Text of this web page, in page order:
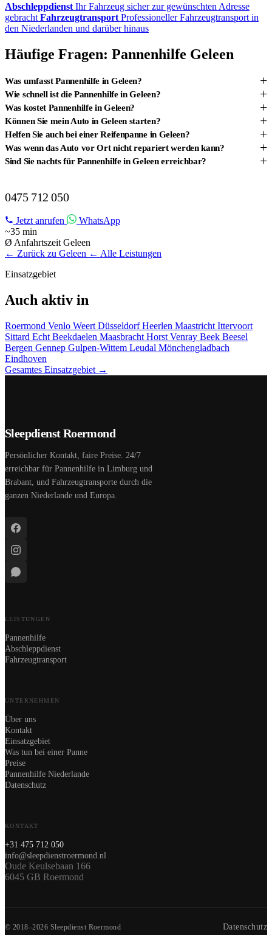
Abschleppdienst Ihr Fahrzeug sicher zur gewünschten Adresse
gebracht Fahrzeugtransport Professioneller Fahrzeugtransport in
den Niederlanden und darüber hinaus
Häufige Fragen: Pannenhilfe Geleen
Was umfasst Pannenhilfe in Geleen? +
Wie schnell ist die Pannenhilfe in Geleen? +
Was kostet Pannenhilfe in Geleen? +
Können Sie mein Auto in Geleen starten? +
Helfen Sie auch bei einer Reifenpanne in Geleen? +
Was wenn das Auto vor Ort nicht repariert werden kann? +
Sind Sie nachts für Pannenhilfe in Geleen erreichbar? +
0475 712 050
Jetzt anrufen
WhatsApp
~35 min
Ø Anfahrtszeit Geleen
← Zurück zu Geleen ← Alle Leistungen
Einsatzgebiet
Auch aktiv in
Roermond Venlo Weert DüsseldorfHeerlen Maastricht Ittervoort
Sittard Echt Beekdaelen Maasbracht Horst Venray Beek Beesel
Bergen Gennep Gulpen-Wittem Leudal Mönchengladbach
Eindhoven
Gesamtes Einsatzgebiet →
Sleepdienst Roermond
Persönlicher Kontakt, faire Preise. 24/7
erreichbar für Pannenhilfe in Limburg und
Brabant, und Fahrzeugtransporte durch die
ganzen Niederlande und Europa.
LEISTUNGEN
Pannenhilfe
Abschleppdienst
Fahrzeugtransport
UNTERNEHMEN
Über uns
Kontakt
Einsatzgebiet
Was tun bei einer Panne
Preise
Pannenhilfe Niederlande
Datenschutz
KONTAKT
+31 475 712 050
info@sleepdienstroermond.nl
Oude Keulsebaan 166
6045 GB Roermond
© 2018–2026 Sleepdienst Roermond Datenschutz